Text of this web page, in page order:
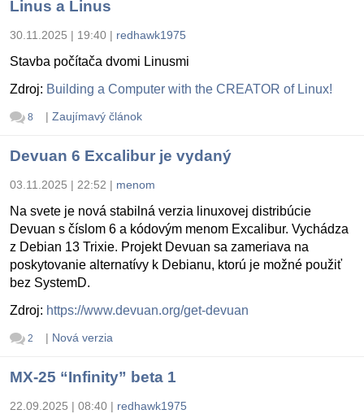
Linus a Linus
30.11.2025 | 19:40 | redhawk1975
Stavba počítača dvomi Linusmi
Zdroj: Building a Computer with the CREATOR of Linux!
8 | Zaujímavý článok
Devuan 6 Excalibur je vydaný
03.11.2025 | 22:52 | menom
Na svete je nová stabilná verzia linuxovej distribúcie
Devuan s číslom 6 a kódovým menom Excalibur. Vychádza
z Debian 13 Trixie. Projekt Devuan sa zameriava na
poskytovanie alternatívy k Debianu, ktorú je možné použiť
bez SystemD.
Zdroj: https://www.devuan.org/get-devuan
2 | Nová verzia
MX-25 “Infinity” beta 1
22.09.2025 | 08:40 | redhawk1975